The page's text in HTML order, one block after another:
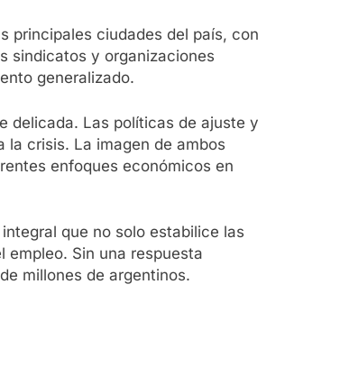
principales ciudades del país, con
sindicatos y organizaciones
generalizado.
delicada. Las políticas de ajuste y
crisis. La imagen de ambos
enfoques económicos en
que no solo estabilice las
Sin una respuesta
millones de argentinos.